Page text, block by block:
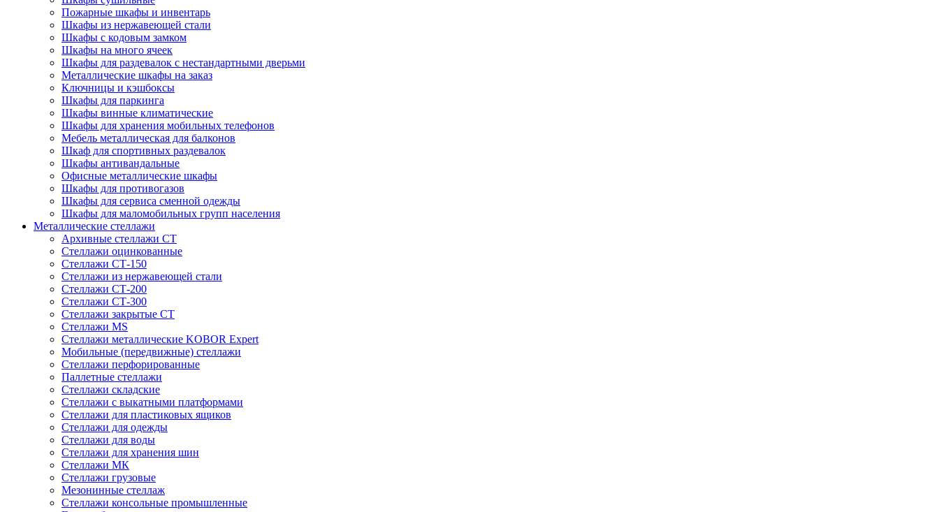
Пожарные шкафы и инвентарь
Шкафы из нержавеющей стали
Шкафы с кодовым замком
Шкафы на много ячеек
Шкафы для раздевалок с нестандартными дверьми
Металлические шкафы на заказ
Ключницы и кэшбоксы
Шкафы для паркинга
Шкафы винные климатические
Шкафы для хранения мобильных телефонов
Мебель металлическая для балконов
Шкаф для спортивных раздевалок
Шкафы антивандальные
Офисные металлические шкафы
Шкафы для противогазов
Шкафы для сервиса сменной одежды
Шкафы для маломобильных групп населения
Металлические стеллажи
Архивные стеллажи СТ
Стеллажи оцинкованные
Стеллажи СТ-150
Стеллажи из нержавеющей стали
Стеллажи СТ-200
Стеллажи СТ-300
Стеллажи закрытые СТ
Стеллажи MS
Стеллажи металлические KOBOR Expert
Мобильные (передвижные) стеллажи
Стеллажи перфорированные
Паллетные стеллажи
Стеллажи складские
Стеллажи с выкатными платформами
Стеллажи для пластиковых ящиков
Стеллажи для одежды
Стеллажи для воды
Стеллажи для хранения шин
Стеллажи МК
Стеллажи грузовые
Мезонинные стеллаж
Стеллажи консольные промышленные